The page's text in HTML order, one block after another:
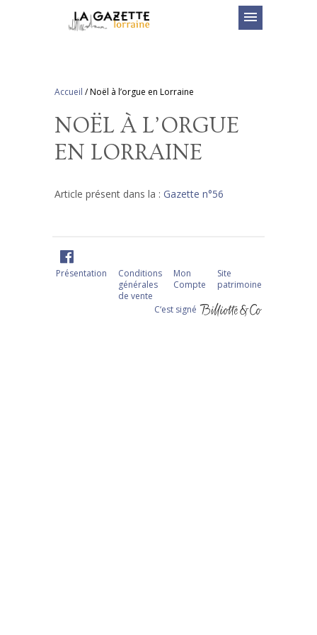
menu
Accueil /Noël à l’orgue en Lorraine
NOËL À L’ORGUE
EN LORRAINE
Article présent dans la : Gazette n°56
Présentation
Conditions
générales
de vente
Mon
Compte
Site
patrimoine
C‘est signé